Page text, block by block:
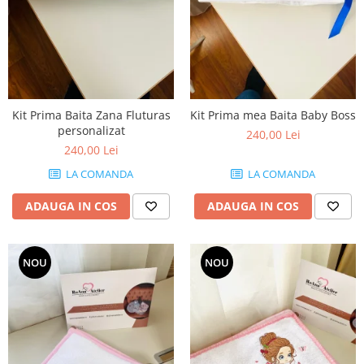
Kit Prima Baita Zana Fluturas
personalizat
240,00 Lei
LA COMANDA
ADAUGA IN COS
Kit Prima mea Baita Baby Boss
240,00 Lei
LA COMANDA
ADAUGA IN COS
NOU NOU